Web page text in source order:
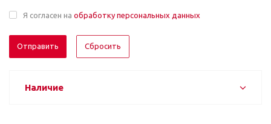
Я согласен на обработку персональных данных
Отправить Сбросить
Наличие